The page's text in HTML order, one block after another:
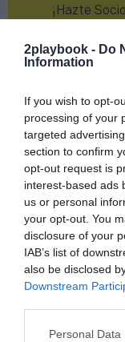
2playbook - Do
Information
If you wish to opt-
processing of your
targeted
section to confirm
opt-out request is
interest-based ads
us or personal
your opt-out. You
disclosure of your
IAB’s list of
also be disclosed
Downstream
Personal
Índex
Hoka One
¡Hazte
Compartir